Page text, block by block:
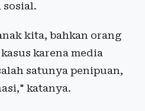
sosial.
kita, bahkan orang
karena media
satunya penipuan,
katanya.